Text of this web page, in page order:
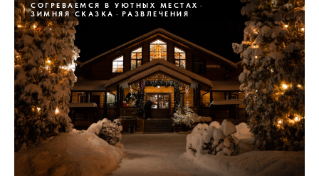
СОГРЕВАЕМСЯ В УЮТНЫХ МЕСТАХ
ЗИМНЯЯ СКАЗКА
РАЗВЛЕЧЕНИЯ